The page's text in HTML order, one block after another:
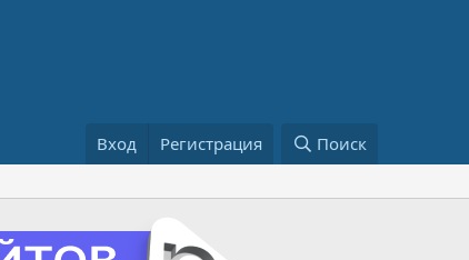
Вход Регистрация Поиск